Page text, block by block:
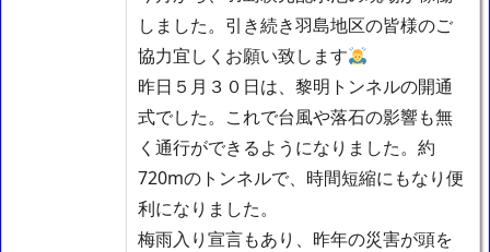
しました。引き続き羽島地区の皆様のご
協力宜しくお願い致します
昨日５月３０日は、黎明トンネルの開通
式でした。これで台風や落石の影響も無
く通行ができるようになりました。約
720mのトンネルで、時間短縮にもなり便
利になりました。
梅雨入り宣言もあり、昨年の災害が頭を